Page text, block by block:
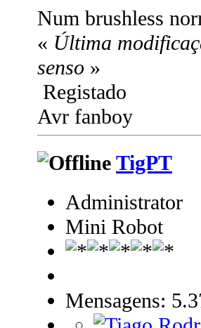
Num brushless
« Última
senso »
Registado
Avr fanboy
TigPT
Administrator
Mini Robot
Mensagens: